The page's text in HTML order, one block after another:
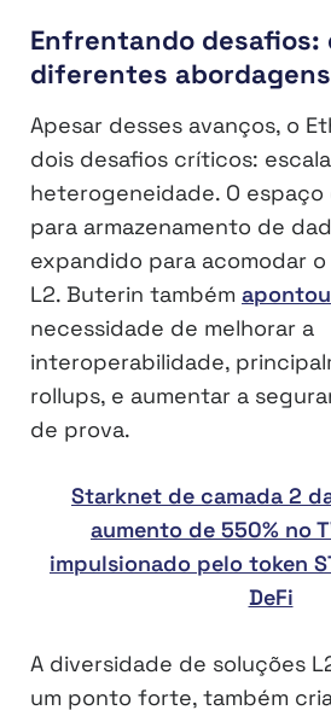
Enfrentando desafios:
diferentes abordagens
Apesar desses avanços, o
dois desafios críticos:
heterogeneidade. O
para armazenamento de
expandido para acomodar
L2. Buterin também apontou
necessidade de melhorar a
interoperabilidade,
rollups, e aumentar a
de prova.
Starknet de camada 2
aumento de 550% no
impulsionado pelo token
DeFi
A diversidade de soluções
um ponto forte, também